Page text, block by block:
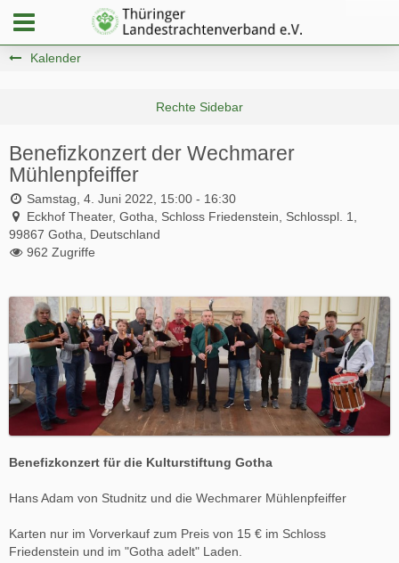
Kalender
Benefizkonzert der Wechmarer
Mühlenpfeiffer
Samstag, 4. Juni 2022, 15:00 - 16:30
Eckhof Theater, Gotha, Schloss Friedenstein, Schlosspl. 1,
99867 Gotha, Deutschland
962 Zugriffe
Benefizkonzert für die Kulturstiftung Gotha
Hans Adam von Studnitz und die Wechmarer Mühlenpfeiffer
Karten nur im Vorverkauf zum Preis von 15 € im Schloss
Friedenstein und im "Gotha adelt" Laden.